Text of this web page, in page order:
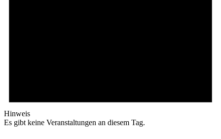
Hinweis
Es gibt keine Veranstaltungen an diesem Tag.